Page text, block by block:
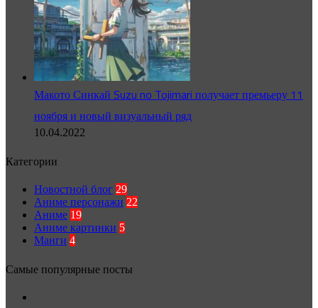
Макото Синкай Suzu no Tojimari получает премьеру 11
ноября и новый визуальный ряд
10.04.2022
Категории
Новостной блог 29
Аниме персонажи 22
Аниме 19
Аниме картинки 5
Манги 4
Самые популярные посты